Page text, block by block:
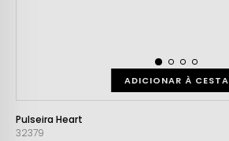
ADICIONAR À CESTA
Pulseira Heart
32379